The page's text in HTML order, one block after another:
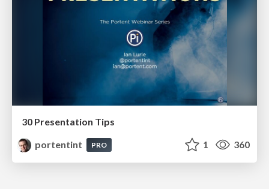
30 Presentation Tips
portentint
PRO 1 360